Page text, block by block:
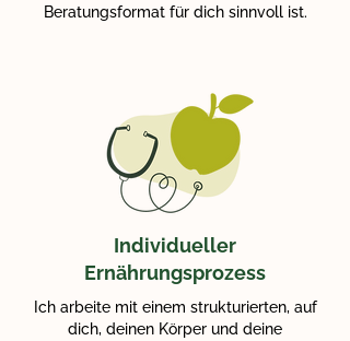
Beratungsformat für dich sinnvoll ist.
Individueller
Ernährungsprozess
Ich arbeite mit einem strukturierten, auf
dich, deinen Körper und deine